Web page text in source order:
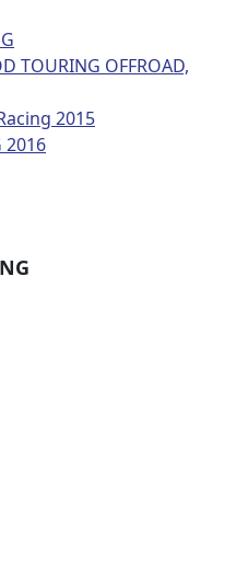
TOURING OFFROAD,
2015
2016